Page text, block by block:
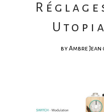
byAmbre Jean